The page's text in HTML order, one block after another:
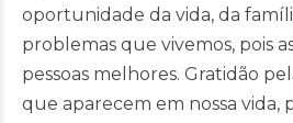
oportunidade da vida, da
problemas que vivemos, pois
pessoas melhores. Gratidão
que aparecem em nossa vida,